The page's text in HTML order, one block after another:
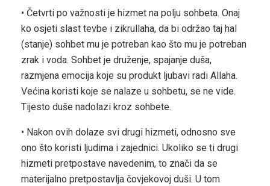
• Četvrti po važnosti je hizmet na polju sohbeta. Onaj
ko osjeti slast tevbe i zikrullaha, da bi održao taj hal
(stanje) sohbet mu je potreban kao što mu je potreban
zrak i voda. Sohbet je druženje, spajanje duša,
razmjena emocija koje su produkt ljubavi radi Allaha.
Većina koristi koje se nalaze u sohbetu, se ne vide.
Tijesto duše nadolazi kroz sohbete.
• Nakon ovih dolaze svi drugi hizmeti, odnosno sve
ono što koristi ljudima i zajednici. Ukoliko se ti drugi
hizmeti pretpostave navedenim, to znači da se
materijalno pretpostavlja čovjekovoj duši. U tom